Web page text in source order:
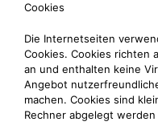
Cookies
Die Internetseiten
Cookies. Cookies richten
an und enthalten keine
Angebot
machen. Cookies sind
Rechner abgelegt